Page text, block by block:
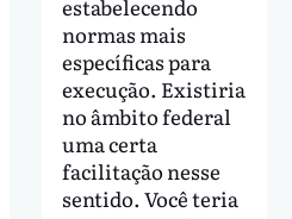
estabelecendo
normas mais
específicas para
execução. Existiria
no âmbito federal
uma certa
facilitação nesse
sentido. Você teria